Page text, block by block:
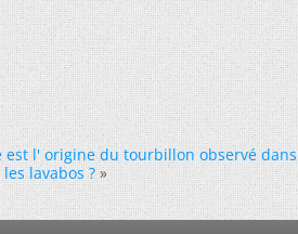
est l' origine du tourbillon observé dans
les lavabos ? »